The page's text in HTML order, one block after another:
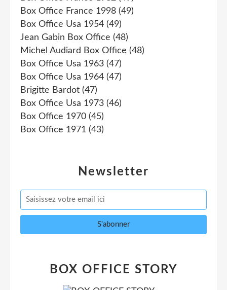
Newsletter
Box Office France 1998 (49)
Box Office Usa 1954 (49)
Jean Gabin Box Office (48)
Michel Audiard Box Office (48)
Box Office Usa 1963 (47)
Box Office Usa 1964 (47)
Brigitte Bardot (47)
Box Office Usa 1973 (46)
Box Office 1970 (45)
Box Office 1971 (43)
BOX OFFICE STORY